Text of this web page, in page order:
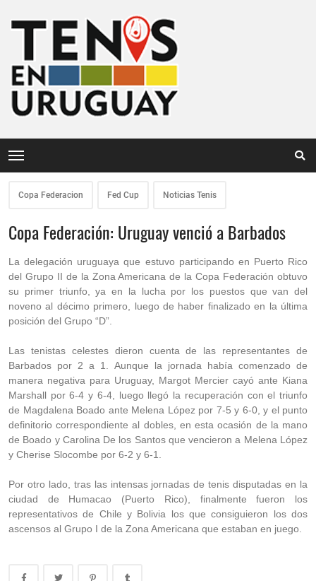
Copa Federacion Fed Cup Noticias Tenis
Copa Federación: Uruguay venció a Barbados
La delegación uruguaya que estuvo participando en Puerto Rico
del Grupo II de la Zona Americana de la Copa Federación obtuvo
su primer triunfo, ya en la lucha por los puestos que van del
noveno al décimo primero, luego de haber finalizado en la última
posición del Grupo “D”.
Las tenistas celestes dieron cuenta de las representantes de
Barbados por 2 a 1. Aunque la jornada había comenzado de
manera negativa para Uruguay, Margot Mercier cayó ante Kiana
Marshall por 6-4 y 6-4, luego llegó la recuperación con el triunfo
de Magdalena Boado ante Melena López por 7-5 y 6-0, y el punto
definitorio correspondiente al dobles, en esta ocasión de la mano
de Boado y Carolina De los Santos que vencieron a Melena López
y Cherise Slocombe por 6-2 y 6-1.
Por otro lado, tras las intensas jornadas de tenis disputadas en la
ciudad de Humacao (Puerto Rico), finalmente fueron los
representativos de Chile y Bolivia los que consiguieron los dos
ascensos al Grupo I de la Zona Americana que estaban en juego.